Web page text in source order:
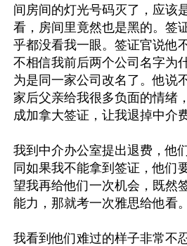
间房间的灯光号码灭了，应该
看，房间里竟然也是黑的。签
乎都没看我一眼。签证官说他
不相信我前后两个公司名字为
为是同一家公司改名了。他说
家后父亲给我很多负面的情绪
成加拿大签证，让我退掉中介
我到中介办公室提出退费，他
同如果我不能拿到签证，他们
望我再给他们一次机会，既然
能力，那就考一次雅思给他看。
我看到他们难过的样子非常不